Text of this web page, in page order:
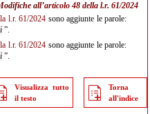
all’articolo 48 della l.r. 61/2024
l.r. 61/2024 sono aggiunte le parole:
”.
l.r. 61/2024 sono aggiunte le parole:
”.
Visualizza tutto
il testo
Torna
all'indice